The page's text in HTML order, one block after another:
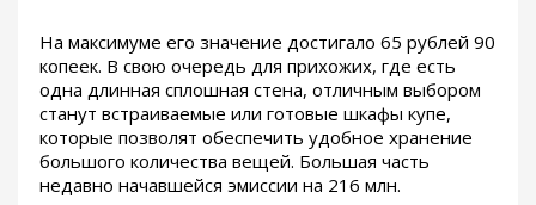
На максимуме его значение достигало 65 рублей 90
копеек. В свою очередь для прихожих, где есть
одна длинная сплошная стена, отличным выбором
станут встраиваемые или готовые шкафы купе,
которые позволят обеспечить удобное хранение
большого количества вещей. Большая часть
недавно начавшейся эмиссии на 216 млн.